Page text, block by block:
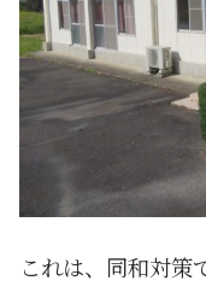
これは、同和対策